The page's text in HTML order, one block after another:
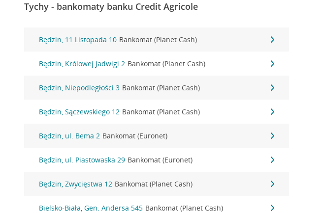
Tychy - bankomaty banku Credit Agricole
Będzin, 11 Listopada 10 Bankomat (Planet Cash)
Będzin, Królowej Jadwigi 2 Bankomat (Planet Cash)
Będzin, Niepodległości 3 Bankomat (Planet Cash)
Będzin, Sączewskiego 12 Bankomat (Planet Cash)
Będzin, ul. Bema 2 Bankomat (Euronet)
Będzin, ul. Piastowaska 29 Bankomat (Euronet)
Będzin, Zwycięstwa 12 Bankomat (Planet Cash)
Bielsko-Biała, Gen. Andersa 545 Bankomat (Planet Cash)